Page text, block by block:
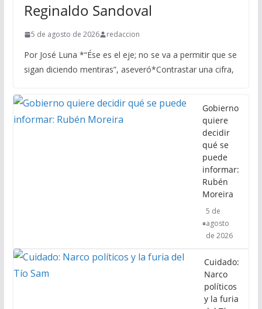
Reginaldo Sandoval
5 de agosto de 2026 redaccion
Por José Luna *“Ése es el eje; no se va a permitir que se
sigan diciendo mentiras”, aseveró*Contrastar una cifra,
Gobierno
quiere
decidir
qué se
puede
informar:
Rubén
Moreira
5 de
agosto
de 2026
Cuidado:
Narco
políticos
y la furia